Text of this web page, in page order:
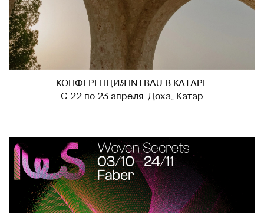
КОНФЕРЕНЦИЯ INTBAU В КАТАРЕ
С 22 по 23 апреля. Доха, Катар